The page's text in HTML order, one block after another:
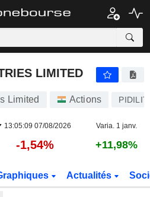
LIMITED
Limited Actions
13:05:09 07/08/2026 Varia. 1 janv.
-1,54% +11,98%
Actualités